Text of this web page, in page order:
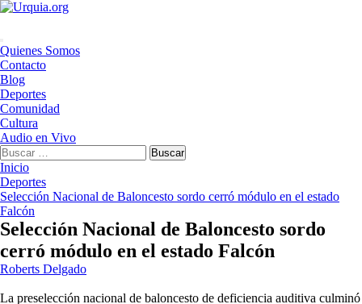
Saltar
Menú
principal
Quienes Somos
Contacto
Blog
Deportes
Comunidad
Cultura
Audio en Vivo
Buscar:
Inicio
Deportes
Selección Nacional de Baloncesto sordo cerró módulo en el estado
Falcón
Selección Nacional de Baloncesto sordo
cerró módulo en el estado Falcón
Roberts Delgado
La preselección nacional de baloncesto de deficiencia auditiva culminó